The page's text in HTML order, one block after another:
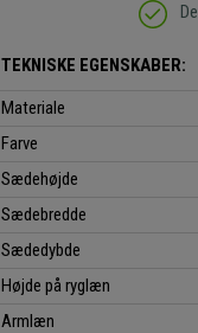
TEKNISKE EGENSKABER:
Materiale
Farve
Sædehøjde
Sædebredde
Sædedybde
Højde på ryglæn
Armlæn